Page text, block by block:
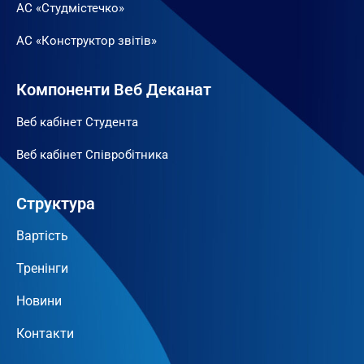
АС «Студмістечко»
АС «Конструктор звітів»
Компоненти Веб Деканат
Веб кабінет Студента
Веб кабінет Співробітника
Структура
Вартість
Тренінги
Новини
Контакти